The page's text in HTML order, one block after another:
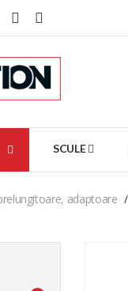
SCULE
adaptoare